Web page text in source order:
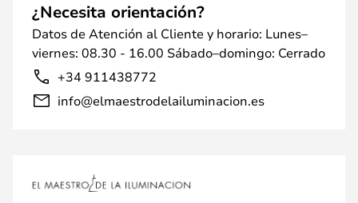
¿Necesita orientación?
Datos de Atención al Cliente y horario: Lunes–
viernes: 08.30 - 16.00 Sábado–domingo: Cerrado
+34 911438772
info@elmaestrodelailuminacion.es